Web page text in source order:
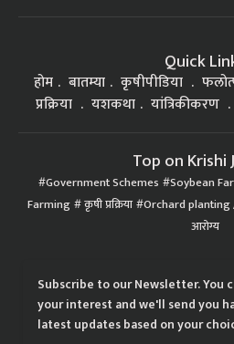
Quick
होम बातम्या कृषीपीडिया
प्रक्रिया
यशकथा यांत्रिकीकरण
Top on Krishi
Government Schemes Soybean
Farming कृषी प्रक्रिया Orchard
आरोग्य
Subscribe to our Newsletter. You
your interest and we'll send you
latest updates based on your